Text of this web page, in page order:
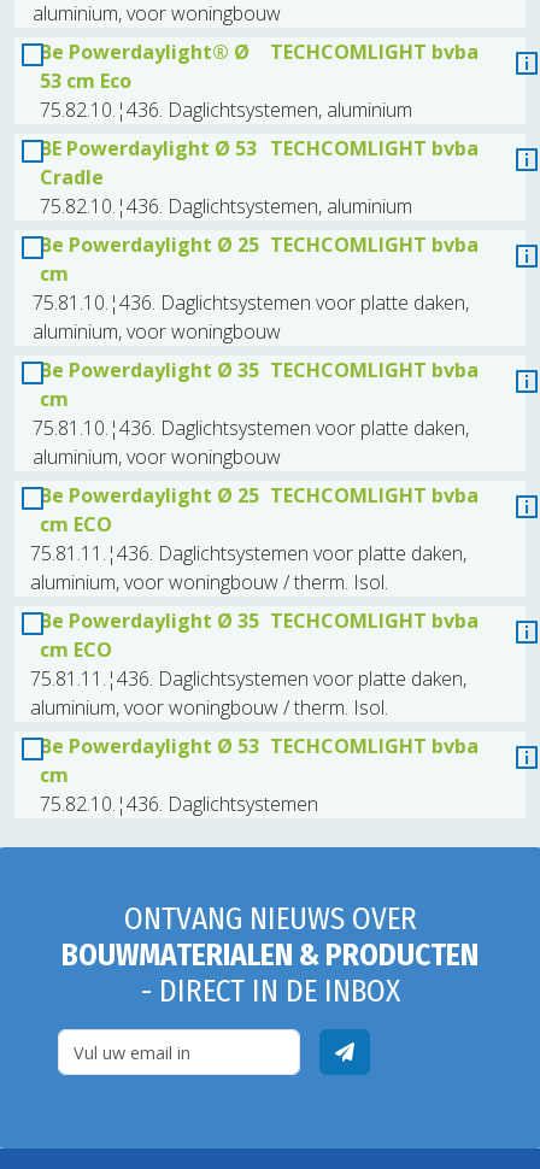
aluminium, voor woningbouw
Be Powerdaylight® Ø
53 cm Eco
TECHCOMLIGHT bvba
75.82.10.¦436. Daglichtsystemen, aluminium
BE Powerdaylight Ø 53
Cradle
TECHCOMLIGHT bvba
75.82.10.¦436. Daglichtsystemen, aluminium
Be Powerdaylight Ø 25
cm
TECHCOMLIGHT bvba
75.81.10.¦436. Daglichtsystemen voor platte daken,
aluminium, voor woningbouw
Be Powerdaylight Ø 35
cm
TECHCOMLIGHT bvba
75.81.10.¦436. Daglichtsystemen voor platte daken,
aluminium, voor woningbouw
Be Powerdaylight Ø 25
cm ECO
TECHCOMLIGHT bvba
75.81.11.¦436. Daglichtsystemen voor platte daken,
aluminium, voor woningbouw / therm. Isol.
Be Powerdaylight Ø 35
cm ECO
TECHCOMLIGHT bvba
75.81.11.¦436. Daglichtsystemen voor platte daken,
aluminium, voor woningbouw / therm. Isol.
Be Powerdaylight Ø 53
cm
TECHCOMLIGHT bvba
75.82.10.¦436. Daglichtsystemen
ONTVANG NIEUWS OVER
BOUWMATERIALEN & PRODUCTEN
- DIRECT IN DE INBOX